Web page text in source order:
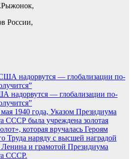
России,
надорвутся — глобализации по-